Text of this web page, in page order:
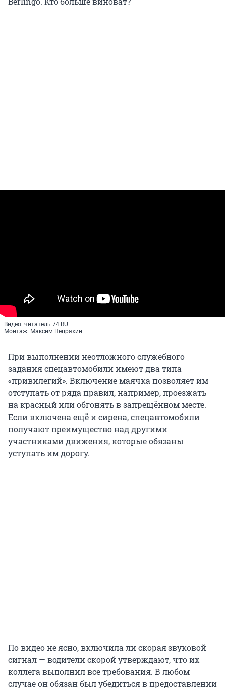
Видео: читатель 74.RU
Монтаж: Максим Непряхин
При выполнении неотложного служебного
задания спецавтомобили имеют два типа
«привилегий». Включение маячка позволяет им
отступать от ряда правил, например, проезжать
на красный или обгонять в запрещённом месте.
Если включена ещё и сирена, спецавтомобили
получают преимущество над другими
участниками движения, которые обязаны
уступать им дорогу.
По видео не ясно, включила ли скорая звуковой
сигнал — водители скорой утверждают, что их
коллега выполнил все требования. В любом
случае он обязан был убедиться в предоставлении